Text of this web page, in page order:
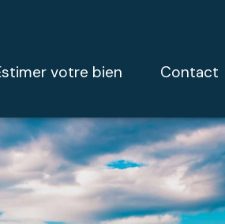
estimer votre bien contact